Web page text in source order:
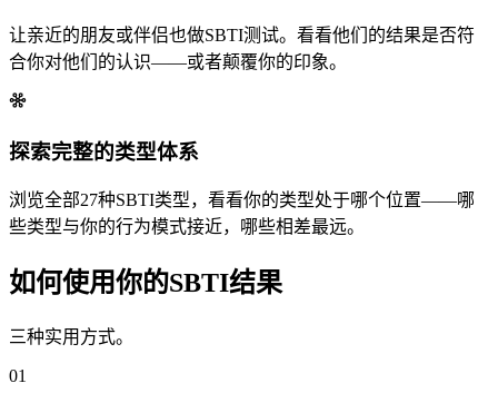
让亲近的朋友或伴侣也做SBTI测试。看看他们的结果是否符
合你对他们的认识——或者颠覆你的印象。
探索完整的类型体系
浏览全部27种SBTI类型，看看你的类型处于哪个位置——哪
些类型与你的行为模式接近，哪些相差最远。
如何使用你的SBTI结果
三种实用方式。
01